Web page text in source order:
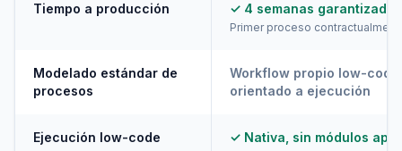
Tiempo a producción ✓ 4 semanas garantizado
Primer proceso
Modelado estándar de
procesos
Workflow propio low-code
orientado a ejecución
Ejecución low-code ✓ Nativa, sin módulos